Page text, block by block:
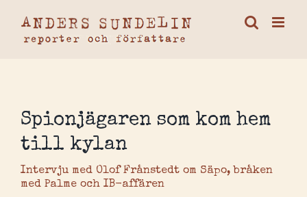
innehållet
Spionjägaren som kom hem
till kylan
Intervju med Olof Frånstedt om Säpo, bråken
med Palme och IB-affären